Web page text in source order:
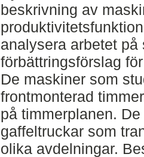
beskrivning av
analysera arbetet
förbättringsförslag
De maskiner som
frontmonterad
på timmerplanen.
gaffeltruckar som
olika avdelningar.